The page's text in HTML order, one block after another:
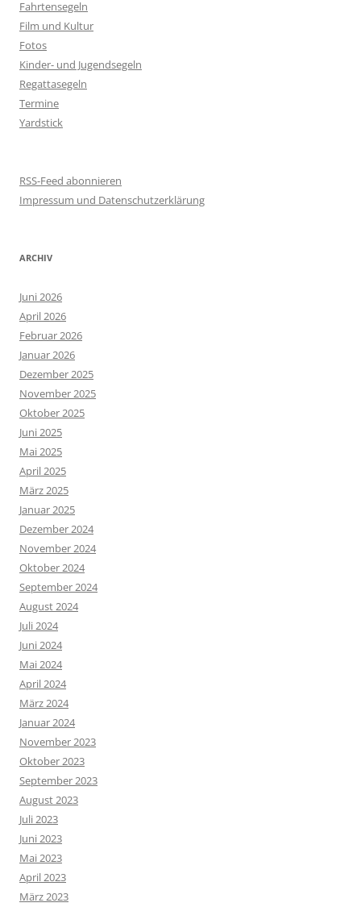
Fahrtensegeln
Film und Kultur
Fotos
Kinder- und Jugendsegeln
Regattasegeln
Termine
Yardstick
RSS-Feed abonnieren
Impressum und Datenschutzerklärung
ARCHIV
Juni 2026
April 2026
Februar 2026
Januar 2026
Dezember 2025
November 2025
Oktober 2025
Juni 2025
Mai 2025
April 2025
März 2025
Januar 2025
Dezember 2024
November 2024
Oktober 2024
September 2024
August 2024
Juli 2024
Juni 2024
Mai 2024
April 2024
März 2024
Januar 2024
November 2023
Oktober 2023
September 2023
August 2023
Juli 2023
Juni 2023
Mai 2023
April 2023
März 2023